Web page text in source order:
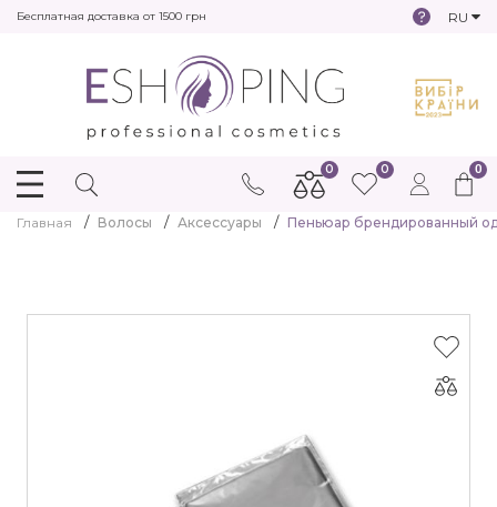
Бесплатная доставка от 1500 грн RU
0
0 0
Главная Волосы Аксессуары Пеньюар брендированный